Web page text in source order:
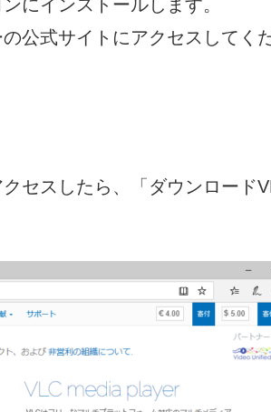
にインストールします。
公式サイトにアクセスしてくだ
セスしたら、「ダウンロード